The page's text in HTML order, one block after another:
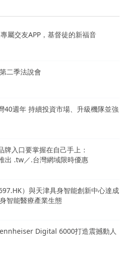
屬交友APP，基督徒的新福音
二季法說會
40週年 持續投資市場、升級機隊並強
牌入口要掌握在自己手上：
出 .tw／.台灣網域限時優惠
）與天津具身智能創新中心達成
智能醫療產業生態
Digital 6000打造震撼動人